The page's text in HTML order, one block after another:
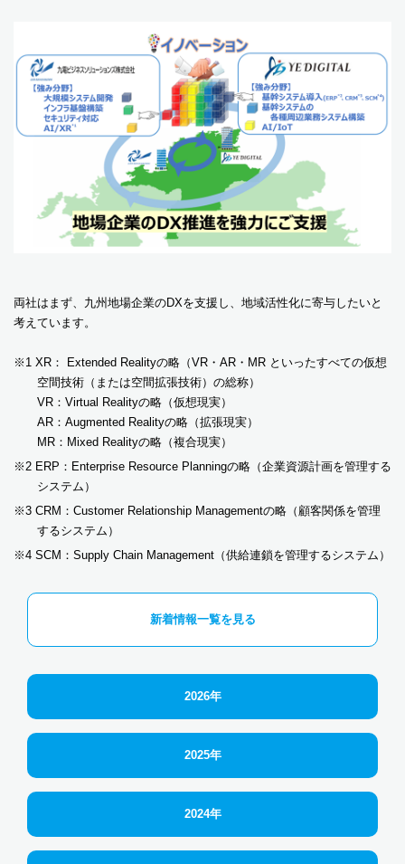
両社はまず、九州地場企業のDXを支援し、地域活性化に寄与したいと
考えています。
※1 XR： Extended Realityの略（VR・AR・MR といったすべての仮想
空間技術（または空間拡張技術）の総称）
VR：Virtual Realityの略（仮想現実）
AR：Augmented Realityの略（拡張現実）
MR：Mixed Realityの略（複合現実）
※2 ERP：Enterprise Resource Planningの略（企業資源計画を管理する
システム）
※3 CRM：Customer Relationship Managementの略（顧客関係を管理
するシステム）
※4 SCM：Supply Chain Management（供給連鎖を管理するシステム）
新着情報一覧を見る
2026年
2025年
2024年